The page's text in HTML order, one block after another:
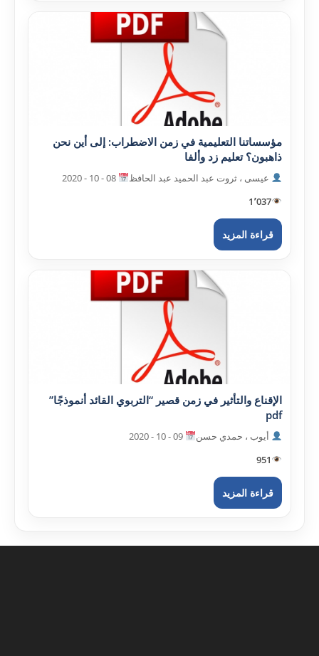
مؤسساتنا التعليمية في زمن الاضطراب: إلى أين نحن
ذاهبون؟ تعليم زد وألفا
عيسى ، ثروت عبد الحميد عبد الحافظ
1٬037
قراءة المزيد
الإقناع والتأثير في زمن قصير “التربوي القائد أنموذجًا”
pdf
أيوب ، حمدي حسن
951
قراءة المزيد